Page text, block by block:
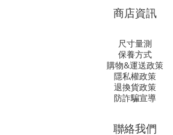
商店資訊
尺寸量測
保養方式
購物&運送政策
隱私權政策
退換貨政策
防詐騙宣導
聯絡我們